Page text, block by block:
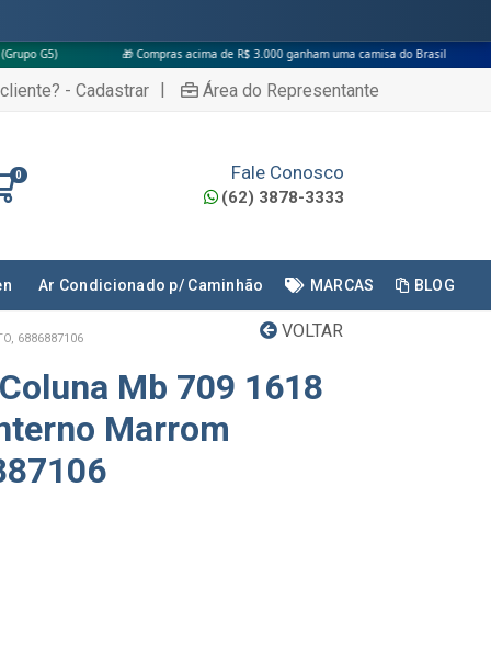
🎁 Compras acima de R$ 3.000 ganham uma camisa do Brasil
- Cadastrar | Área do Representante
0 Fale Conosco
(62) 3878-3333
Ar Condicionado p/ Caminhão MARCAS BLOG
VOLTAR
6886887106
Mb 709 1618
Marrom